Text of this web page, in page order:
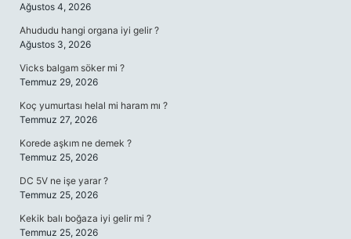
Ağustos 4, 2026
Ahududu hangi organa iyi gelir ?
Ağustos 3, 2026
Vicks balgam söker mi ?
Temmuz 29, 2026
Koç yumurtası helal mi haram mı ?
Temmuz 27, 2026
Korede aşkım ne demek ?
Temmuz 25, 2026
DC 5V ne işe yarar ?
Temmuz 25, 2026
Kekik balı boğaza iyi gelir mi ?
Temmuz 25, 2026